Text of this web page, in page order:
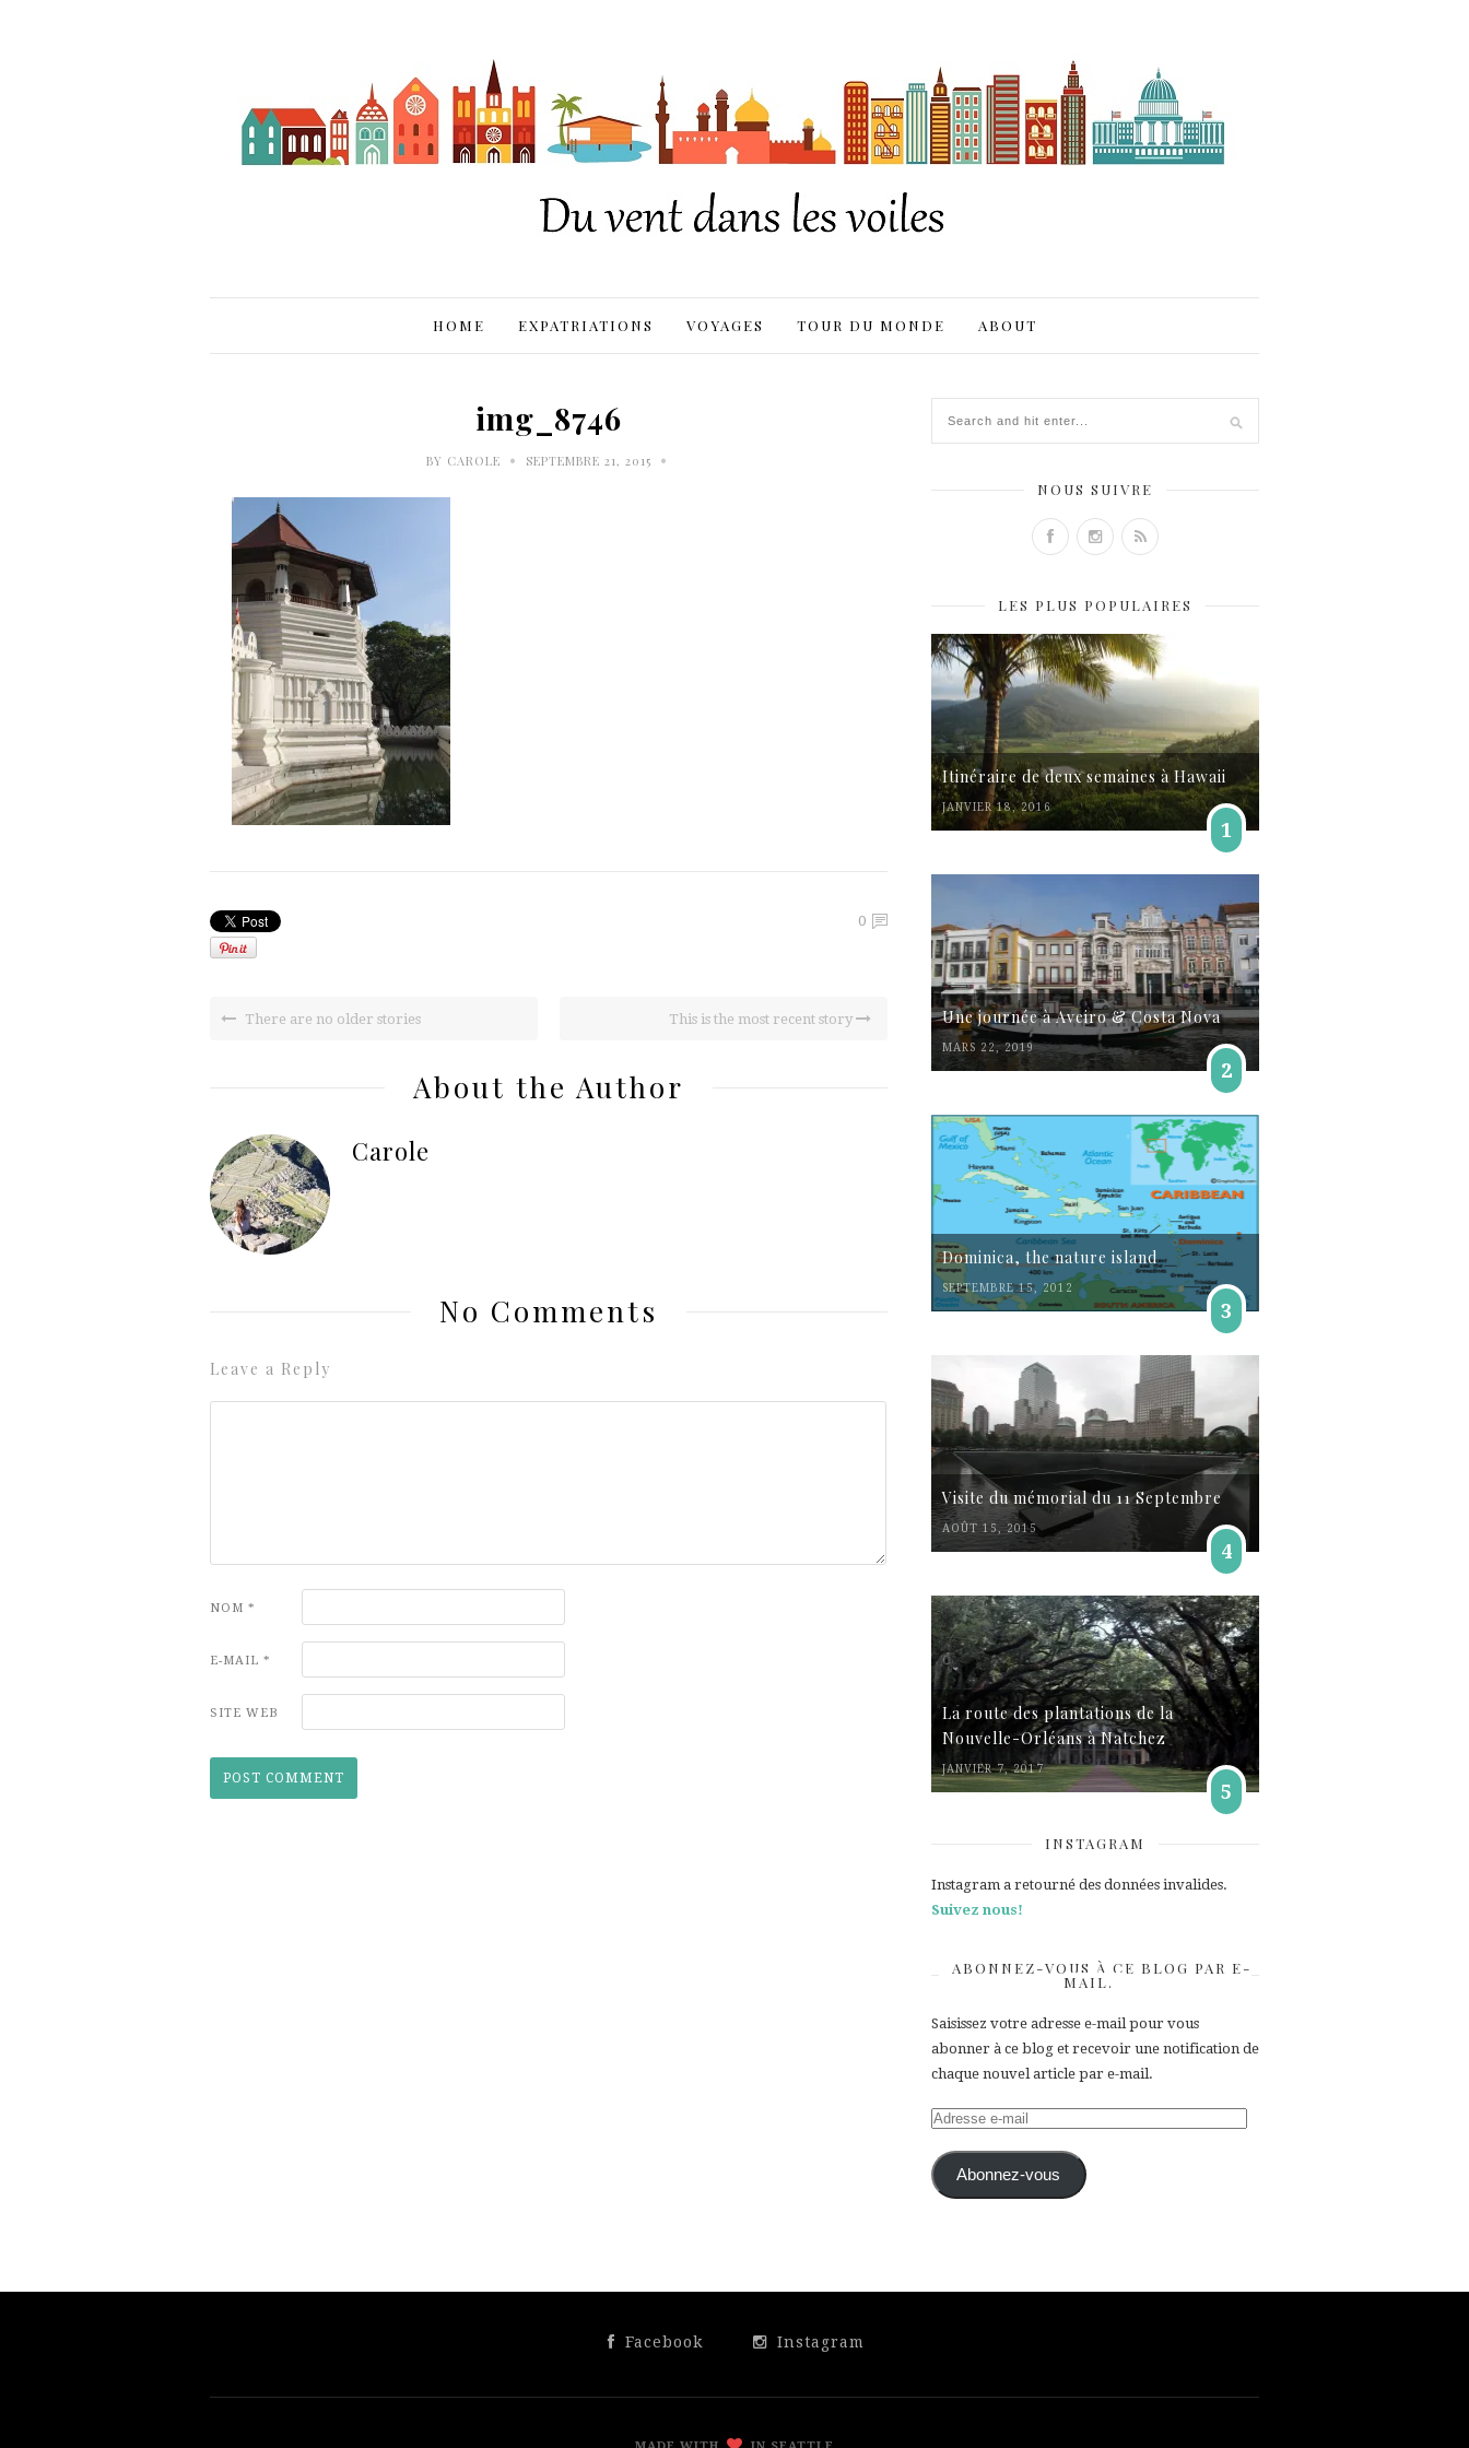
HOME EXPATRIATIONS VOYAGES TOUR DU MONDE ABOUT
img_8746
BY CAROLE • SEPTEMBRE 21, 2015 •
0
There are no older stories This is the most recent story
About the Author
Carole
No Comments
Leave a Reply
NOM *
E-MAIL *
SITE WEB
NOUS SUIVRE
LES PLUS POPULAIRES
Itinéraire de deux semaines à Hawaii
JANVIER 18, 2016
1
Une journée à Aveiro & Costa Nova
MARS 22, 2019
2
Dominica, the nature island
SEPTEMBRE 15, 2012
3
Visite du mémorial du 11 Septembre
AOÛT 15, 2015
4
La route des plantations de la
Nouvelle-Orléans à Natchez
JANVIER 7, 2017
5
INSTAGRAM
Instagram a retourné des données invalides.
Suivez nous!
ABONNEZ-VOUS À CE BLOG PAR E-
MAIL.
Saisissez votre adresse e-mail pour vous
abonner à ce blog et recevoir une notification de
chaque nouvel article par e-mail.
Adresse
mail Abonnez-vous
Facebook Instagram